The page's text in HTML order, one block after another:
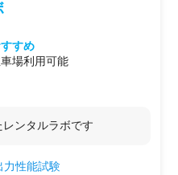
すめ
場利用可能
ンタルラボです
力性能試験